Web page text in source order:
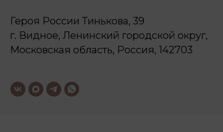
Героя России Тинькова, 39
г. Видное, Ленинский городской округ,
Московская область, Россия, 142703